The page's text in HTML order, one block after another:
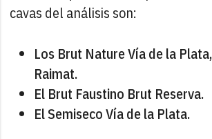
cavas del análisis son:
Los Brut Nature Vía de la
Raimat.
El Brut Faustino Brut Reserva.
El Semiseco Vía de la Plata.